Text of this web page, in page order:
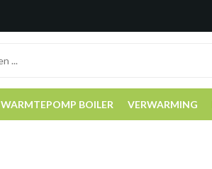
WARMTEPOMP BOILER VERWARMING